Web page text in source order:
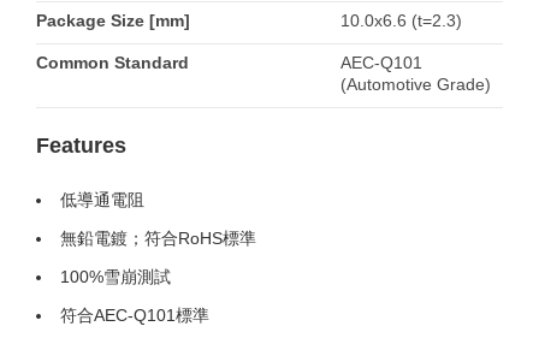
Package Size [mm] 10.0x6.6 (t=2.3)
Common Standard
AEC-Q101
(Automotive Grade)
Features
低導通電阻
無鉛電鍍；符合RoHS標準
100%雪崩測試
符合AEC-Q101標準